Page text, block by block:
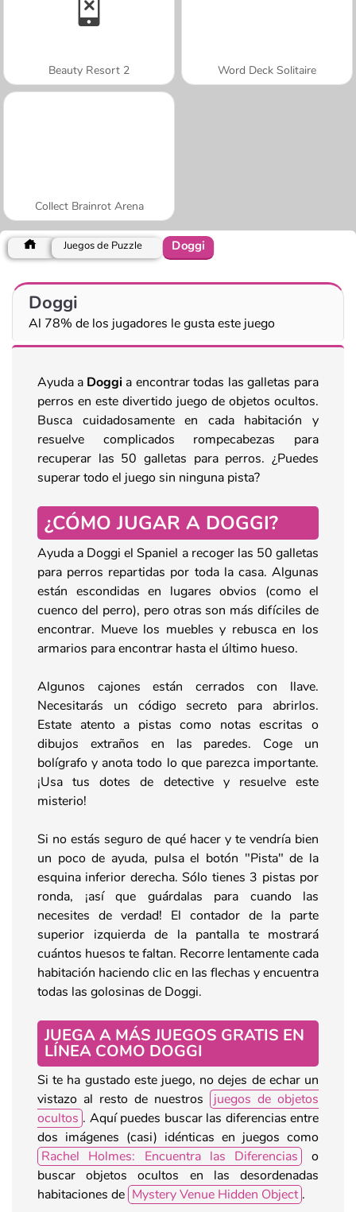
Beauty Resort 2 Word Deck Solitaire
Collect Brainrot Arena
Juegos de Puzzle Doggi
Doggi
Al 78% de los jugadores le gusta este juego
Ayuda a Doggi a encontrar todas las galletas para
perros en este divertido juego de objetos ocultos.
Busca cuidadosamente en cada habitación y
resuelve complicados rompecabezas para
recuperar las 50 galletas para perros. ¿Puedes
superar todo el juego sin ninguna pista?
¿CÓMO JUGAR A DOGGI?
Ayuda a Doggi el Spaniel a recoger las 50 galletas
para perros repartidas por toda la casa. Algunas
están escondidas en lugares obvios (como el
cuenco del perro), pero otras son más difíciles de
encontrar. Mueve los muebles y rebusca en los
armarios para encontrar hasta el último hueso.
Algunos cajones están cerrados con llave.
Necesitarás un código secreto para abrirlos.
Estate atento a pistas como notas escritas o
dibujos extraños en las paredes. Coge un
bolígrafo y anota todo lo que parezca importante.
¡Usa tus dotes de detective y resuelve este
misterio!
Si no estás seguro de qué hacer y te vendría bien
un poco de ayuda, pulsa el botón "Pista" de la
esquina inferior derecha. Sólo tienes 3 pistas por
ronda, ¡así que guárdalas para cuando las
necesites de verdad! El contador de la parte
superior izquierda de la pantalla te mostrará
cuántos huesos te faltan. Recorre lentamente cada
habitación haciendo clic en las flechas y encuentra
todas las golosinas de Doggi.
JUEGA A MÁS JUEGOS GRATIS EN
LÍNEA COMO DOGGI
Si te ha gustado este juego, no dejes de echar un
vistazo al resto de nuestros
juegos de objetos
ocultos . Aquí puedes buscar las diferencias entre
dos imágenes (casi) idénticas en juegos como
Rachel Holmes: Encuentra las Diferencias
o
buscar objetos ocultos en las desordenadas
habitaciones de Mystery Venue Hidden Object .